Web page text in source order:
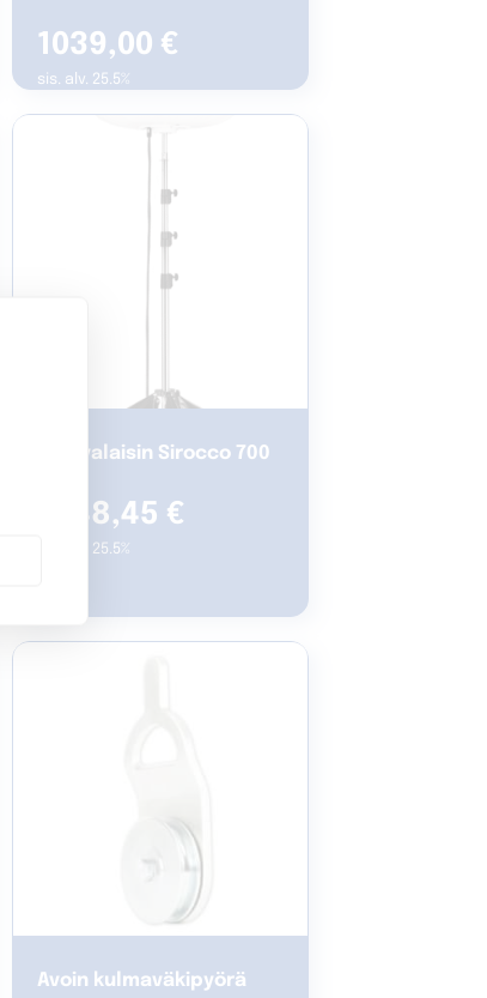
1039,00 €
sis. alv. 25.5%
Aluevalaisin Sirocco 700
2748,45 €
sis. alv. 25.5%
Avoin kulmaväkipyörä